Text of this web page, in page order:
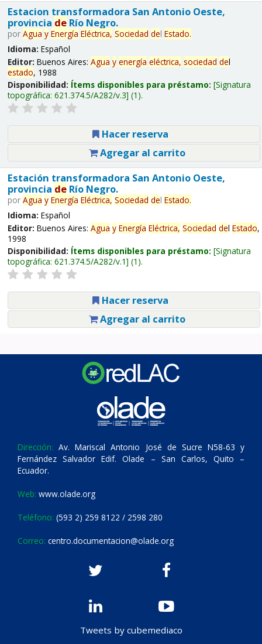
Estacion transformadora San Antonio Oeste,
provincia deRío Negro.
por Agua y Energía Eléctrica, Sociedad del Estado.
Idioma: Español
Editor: Buenos Aires: Agua y energía eléctrica, sociedad del
estado, 1988
Disponibilidad: Ítems disponibles para préstamo: Signatura
topográfica: 621.374.5/A282/v.3 (1).
Hacer reserva
Agregar al carrito
Estación transformadora San Antonio Oeste,
provincia deRío Negro.
por Agua y Energía Eléctrica, Sociedad del Estado.
Idioma: Español
Editor: Buenos Aires: Agua y Energía Eléctrica, Sociedad del Estado,
1998
Disponibilidad: Ítems disponibles para préstamo: Signatura
topográfica: 621.374.5/A282/v.1 (1).
Hacer reserva
Agregar al carrito
Dirección: Av. Mariscal Antonio José de Sucre N58-63 y
Fernández Salvador Edif. Olade – San Carlos, Quito –
Ecuador.
Web: www.olade.org
Teléfono: (593 2) 259 8122 / 2598 280
Correo: centro.documentacion@olade.org
Tweets by cubemediaco